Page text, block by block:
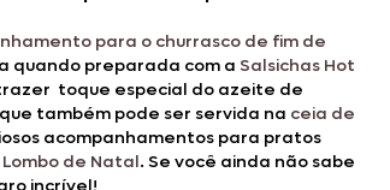
para o churrasco de fim de
quando preparada com a Salsichas Hot
toque especial do azeite de
também pode ser servida na ceia de
acompanhamentos para pratos
Lombo de Natal. Se você ainda não sabe